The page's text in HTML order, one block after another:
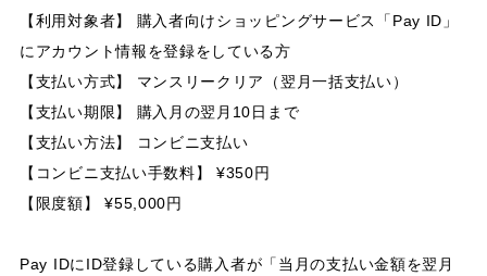
【利用対象者】 購入者向けショッピングサービス「Pay ID」
にアカウント情報を登録をしている方
【支払い方式】 マンスリークリア（翌月一括支払い）
【支払い期限】 購入月の翌月10日まで
【支払い方法】 コンビニ支払い
【コンビニ支払い手数料】 ¥350円
【限度額】 ¥55,000円
Pay IDにID登録している購入者が「当月の支払い金額を翌月